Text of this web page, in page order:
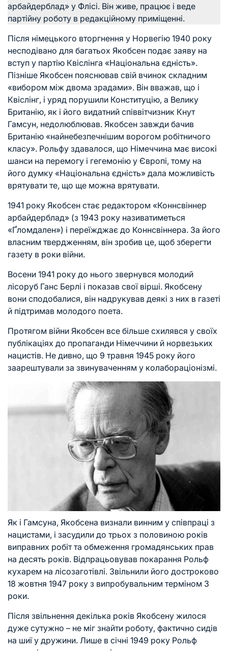
арбайдерблад» у Флісі. Він живе, працює і веде
партійну роботу в редакційному приміщенні.
Після німецького вторгнення у Норвегію 1940 року
несподівано для багатьох Якобсен подає заяву на
вступ у партію Квіслінга «Національна єдність».
Пізніше Якобсен пояснював свій вчинок складним
«вибором між двома зрадами». Він вважав, що і
Квіслінг, і уряд порушили Конституцію, а Велику
Британію, як і його видатний співвітчизник Кнут
Гамсун, недолюблював. Якобсен завжди бачив
Британію «найнебезпечнішим ворогом робітничого
класу». Рольфу здавалося, що Німеччина має високі
шанси на перемогу і гегемонію у Європі, тому на
його думку «Національна єдність» дала можливість
врятувати те, що ще можна врятувати.
1941 року Якобсен стає редактором «Коннсвіннер
арбайдерблад» (з 1943 року називатиметься
«Ґломдален») і переїжджає до Коннсвіннера. За його
власним твердженням, він зробив це, щоб зберегти
газету в роки війни.
Восени 1941 року до нього звернувся молодий
лісоруб Ганс Берлі і показав свої вірші. Якобсену
вони сподобалися, він надрукував деякі з них в газеті
й підтримав молодого поета.
Протягом війни Якобсен все більше схилявся у своїх
публікаціях до пропаганди Німеччини й норвезьких
нацистів. Не дивно, що 9 травня 1945 року його
заарештували за звинуваченням у колабораціонізмі.
Як і Гамсуна, Якобсена визнали винним у співпраці з
нацистами, і засудили до трьох з половиною років
виправних робіт та обмеження громадянських прав
на десять років. Відпрацьовував покарання Рольф
кухарем на лісозаготівлі. Звільнили його достроково
18 жовтня 1947 року з випробувальним терміном 3
роки.
Після звільнення декілька років Якобсену жилося
дуже сутужно – не міг знайти роботу, фактично сидів
на шиї у дружини. Лише в січні 1949 року Рольф